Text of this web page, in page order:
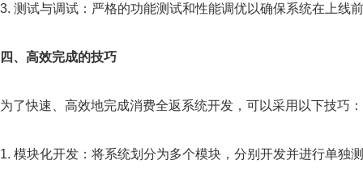
3. 测试与调试：严格的功能测试和性能调优以确保系统在上线
四、高效完成的技巧
为了快速、高效地完成消费全返系统开发，可以采用以下技巧：
1. 模块化开发：将系统划分为多个模块，分别开发并进行单独